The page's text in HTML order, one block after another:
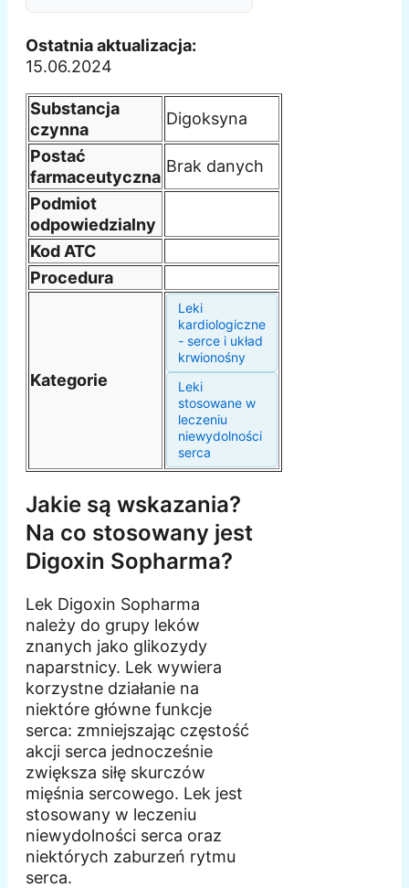
Ostatnia aktualizacja:
15.06.2024
Substancja
czynna
Digoksyna
Postać
farmaceutyczna
Brak danych
Podmiot
odpowiedzialny
Kod ATC
Procedura
Kategorie
Leki
kardiologiczne
- serce i układ
krwionośny
Leki
stosowane w
leczeniu
niewydolności
serca
Jakie są wskazania?
Na co stosowany jest
Digoxin Sopharma?
Lek Digoxin Sopharma
należy do grupy leków
znanych jako glikozydy
naparstnicy. Lek wywiera
korzystne działanie na
niektóre główne funkcje
serca: zmniejszając częstość
akcji serca jednocześnie
zwiększa siłę skurczów
mięśnia sercowego. Lek jest
stosowany w leczeniu
niewydolności serca oraz
niektórych zaburzeń rytmu
serca.